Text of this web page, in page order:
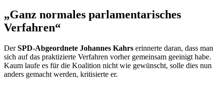
„Ganz normales parlamentarisches
Verfahren“
DerSPD-Abgeordnete Johannes Kahrs erinnerte daran, dass man
sich auf das praktizierte Verfahren vorher gemeinsam geeinigt habe.
Kaum laufe es für die Koalition nicht wie gewünscht, solle dies nun
anders gemacht werden, kritisierte er.